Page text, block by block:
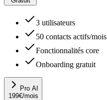
3 utilisateurs
50 contacts actifs/mois
Fonctionnalités core
Onboarding gratuit
Pro AI
199€/mois